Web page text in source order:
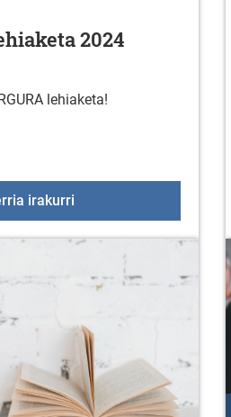
2024
lehiaketa!
irakurriKulturgura lehiaketa